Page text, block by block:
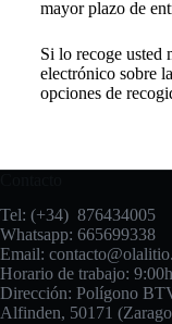
mayor plazo de
Si lo recoge usted
electrónico sobre
opciones de
Tel: (+34) 876434005
Whatsapp: 665699338
Email:
Horario de trabajo:
Dirección: Polígono
Alfinden, 50171